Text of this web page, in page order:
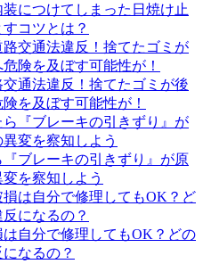
につけてしまった日焼け止
コツとは？
通法違反！捨てたゴミが後
を及ぼす可能性が！
ブレーキの引きずり』が原
を察知しよう
自分で修理してもOK？どの
なるの？